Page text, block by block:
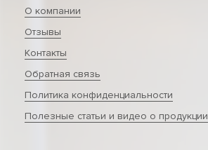
О компании
Отзывы
Контакты
Обратная связь
Политика конфиденциальности
Полезные статьи и видео о продукции